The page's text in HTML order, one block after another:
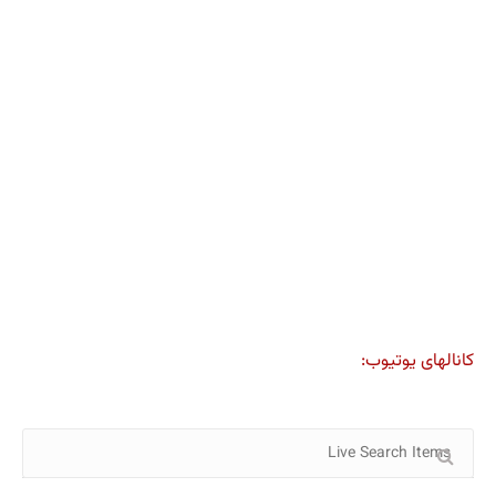
کانالهای یوتیوب: